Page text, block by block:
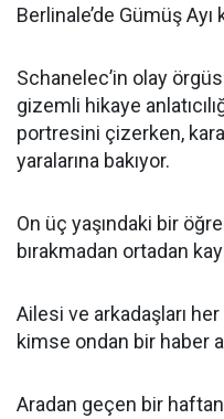
Berlinale’de Gümüş Ayı
Schanelec’in olay
gizemli hikaye
portresini çizerken,
yaralarına bakıyor.
On üç yaşındaki bir
bırakmadan ortadan
Ailesi ve arkadaşları
kimse ondan bir haber
Aradan geçen bir